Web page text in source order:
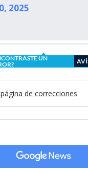
2025
UN
de correcciones